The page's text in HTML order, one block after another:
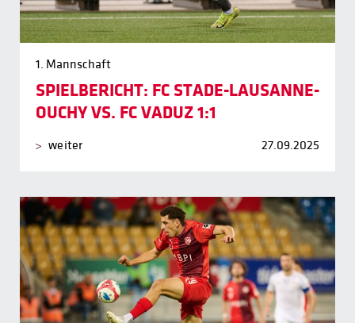
1. Mannschaft
SPIELBERICHT: FC STADE-LAUSANNE-
OUCHY VS. FC VADUZ 1:1
weiter 27.09.2025